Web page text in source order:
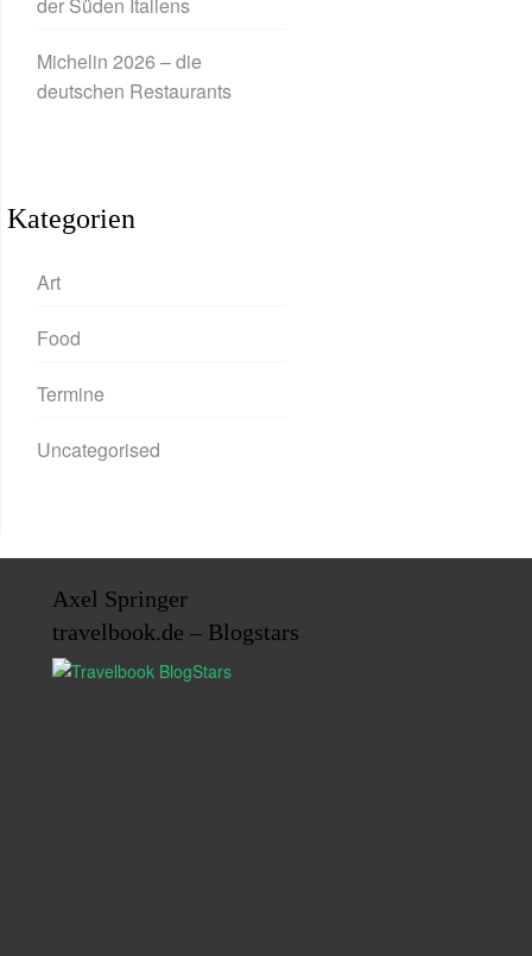
der Süden Italiens
Michelin 2026 – die
deutschen Restaurants
Kategorien
Art
Food
Termine
Uncategorised
Axel Springer
travelbook.de – Blogstars